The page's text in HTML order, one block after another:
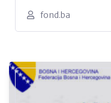
fond.ba